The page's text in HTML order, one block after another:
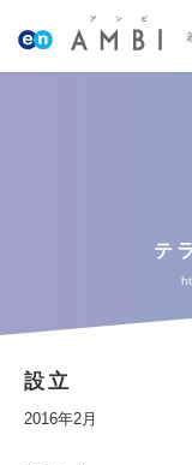
テ
設立
2016年2月